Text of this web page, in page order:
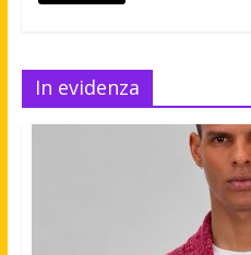
In evidenza